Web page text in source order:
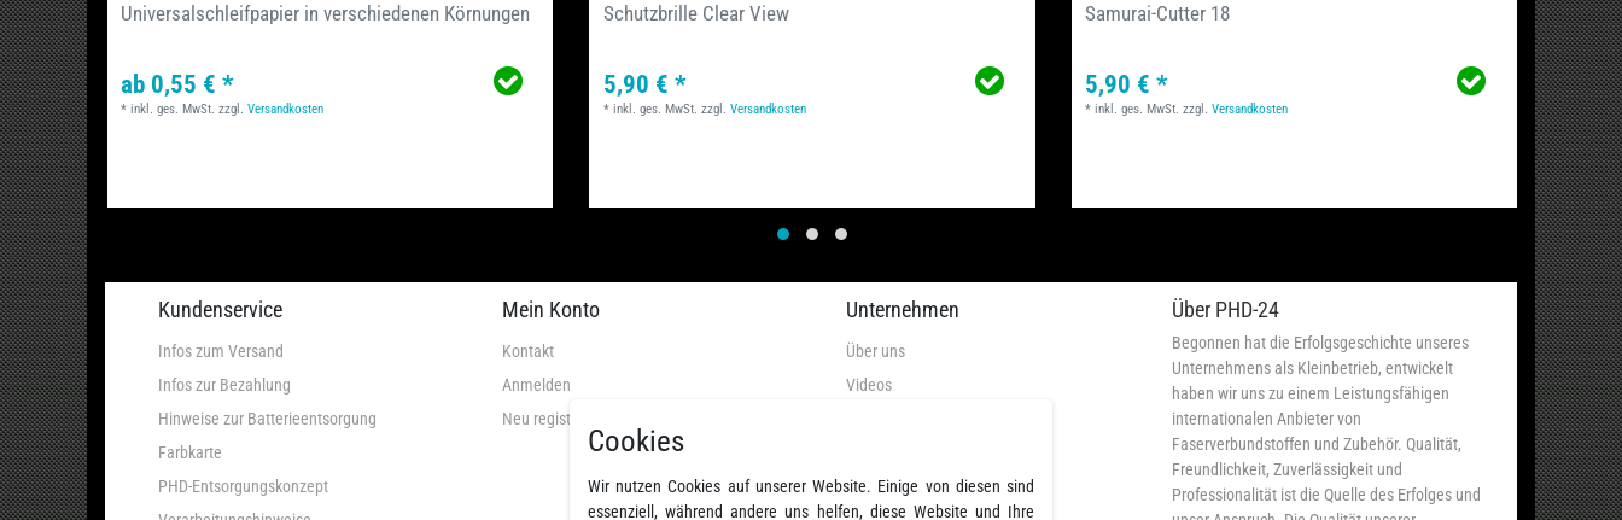
Universalschleifpapier in verschiedenen Körnungen
ab 0,55 € *
*inkl. ges. MwSt. zzgl.Versandkosten
Schutzbrille Clear View
5,90 € *
* inkl. ges. MwSt. zzgl. Versandkosten
Samurai-Cutter 18
5,90 € *
* inkl. ges. MwSt. zzgl. Versandkosten
6,59
*inkl.
Kundenservice
Infos zum Versand
Infos zur Bezahlung
Hinweise zur Batterieentsorgung
Farbkarte
PHD-Entsorgungskonzept
Mein Konto
Kontakt
Anmelden
Neu registrieren
Unternehmen
Über uns
Videos
Widerrufsrecht
Über PHD-24
Begonnen hat die Erfolgsgeschichte unseres
Unternehmens als Kleinbetrieb, entwickelt
haben wir uns zu einem Leistungsfähigen
internationalen Anbieter von
Faserverbundstoffen und Zubehör. Qualität,
Freundlichkeit, Zuverlässigkeit und
Professionalität ist die Quelle des Erfolges und
Cookies
Wir nutzen Cookies auf unserer Website. Einige von diesen sind
essenziell, während andere uns helfen, diese Website und Ihre